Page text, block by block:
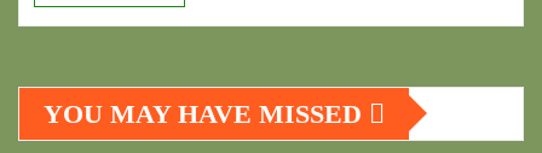
YOU MAY HAVE MISSED